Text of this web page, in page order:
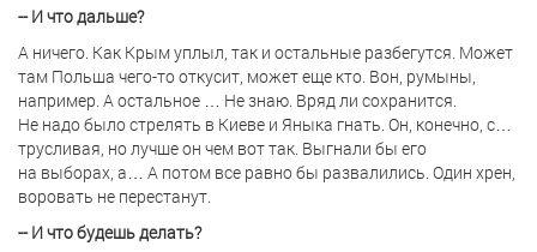
-- И что дальше?
А ничего. Как Крым уплыл, так и остальные разбегутся. Может
там Польша чего-то откусит, может еще кто. Вон, румыны,
например. А остальное … Не знаю. Вряд ли сохранится.
Не надо было стрелять в Киеве и Яныка гнать. Он, конечно, с…
трусливая, но лучше он чем вот так. Выгнали бы его
на выборах, а… А потом все равно бы развалились. Один хрен,
воровать не перестанут.
-- И что будешь делать?